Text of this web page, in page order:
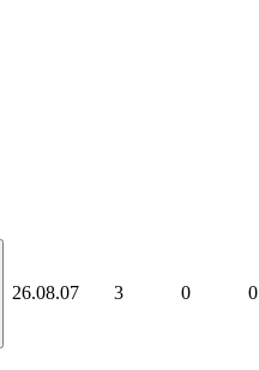
26.08.07 3 0 0